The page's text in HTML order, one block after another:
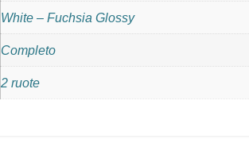
White – Fuchsia Glossy
Completo
2 ruote